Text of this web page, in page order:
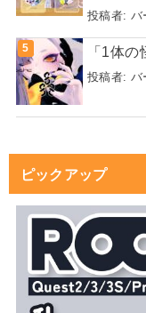
投稿者: バ
「1体
投稿者: バ
ピックアップ